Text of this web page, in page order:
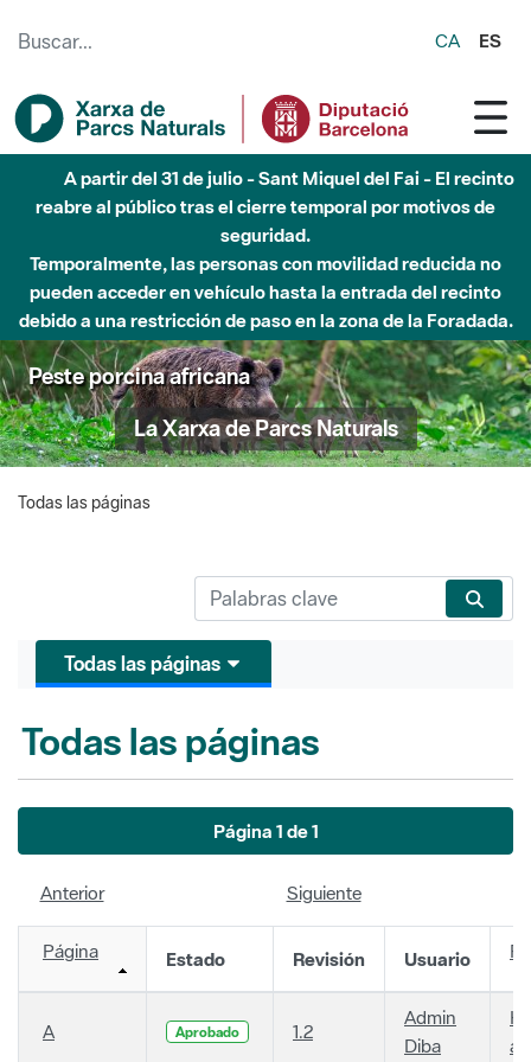
CA ES
A partir del 31 de julio - Sant Miquel del Fai - El recinto
reabre al público tras el cierre temporal por motivos de
seguridad.
Temporalmente, las personas con movilidad reducida no
pueden acceder en vehículo hasta la entrada del recinto
debido a una restricción de paso en la zona de la Foradada.
Peste porcina africana
La Xarxa de Parcs Naturals
Todas las páginas
Todas las páginas
Todas las páginas
Página 1 de 1
Anterior Siguiente
Página Estado Revisión Usuario
A Aprobado 1.2
Admin
Diba